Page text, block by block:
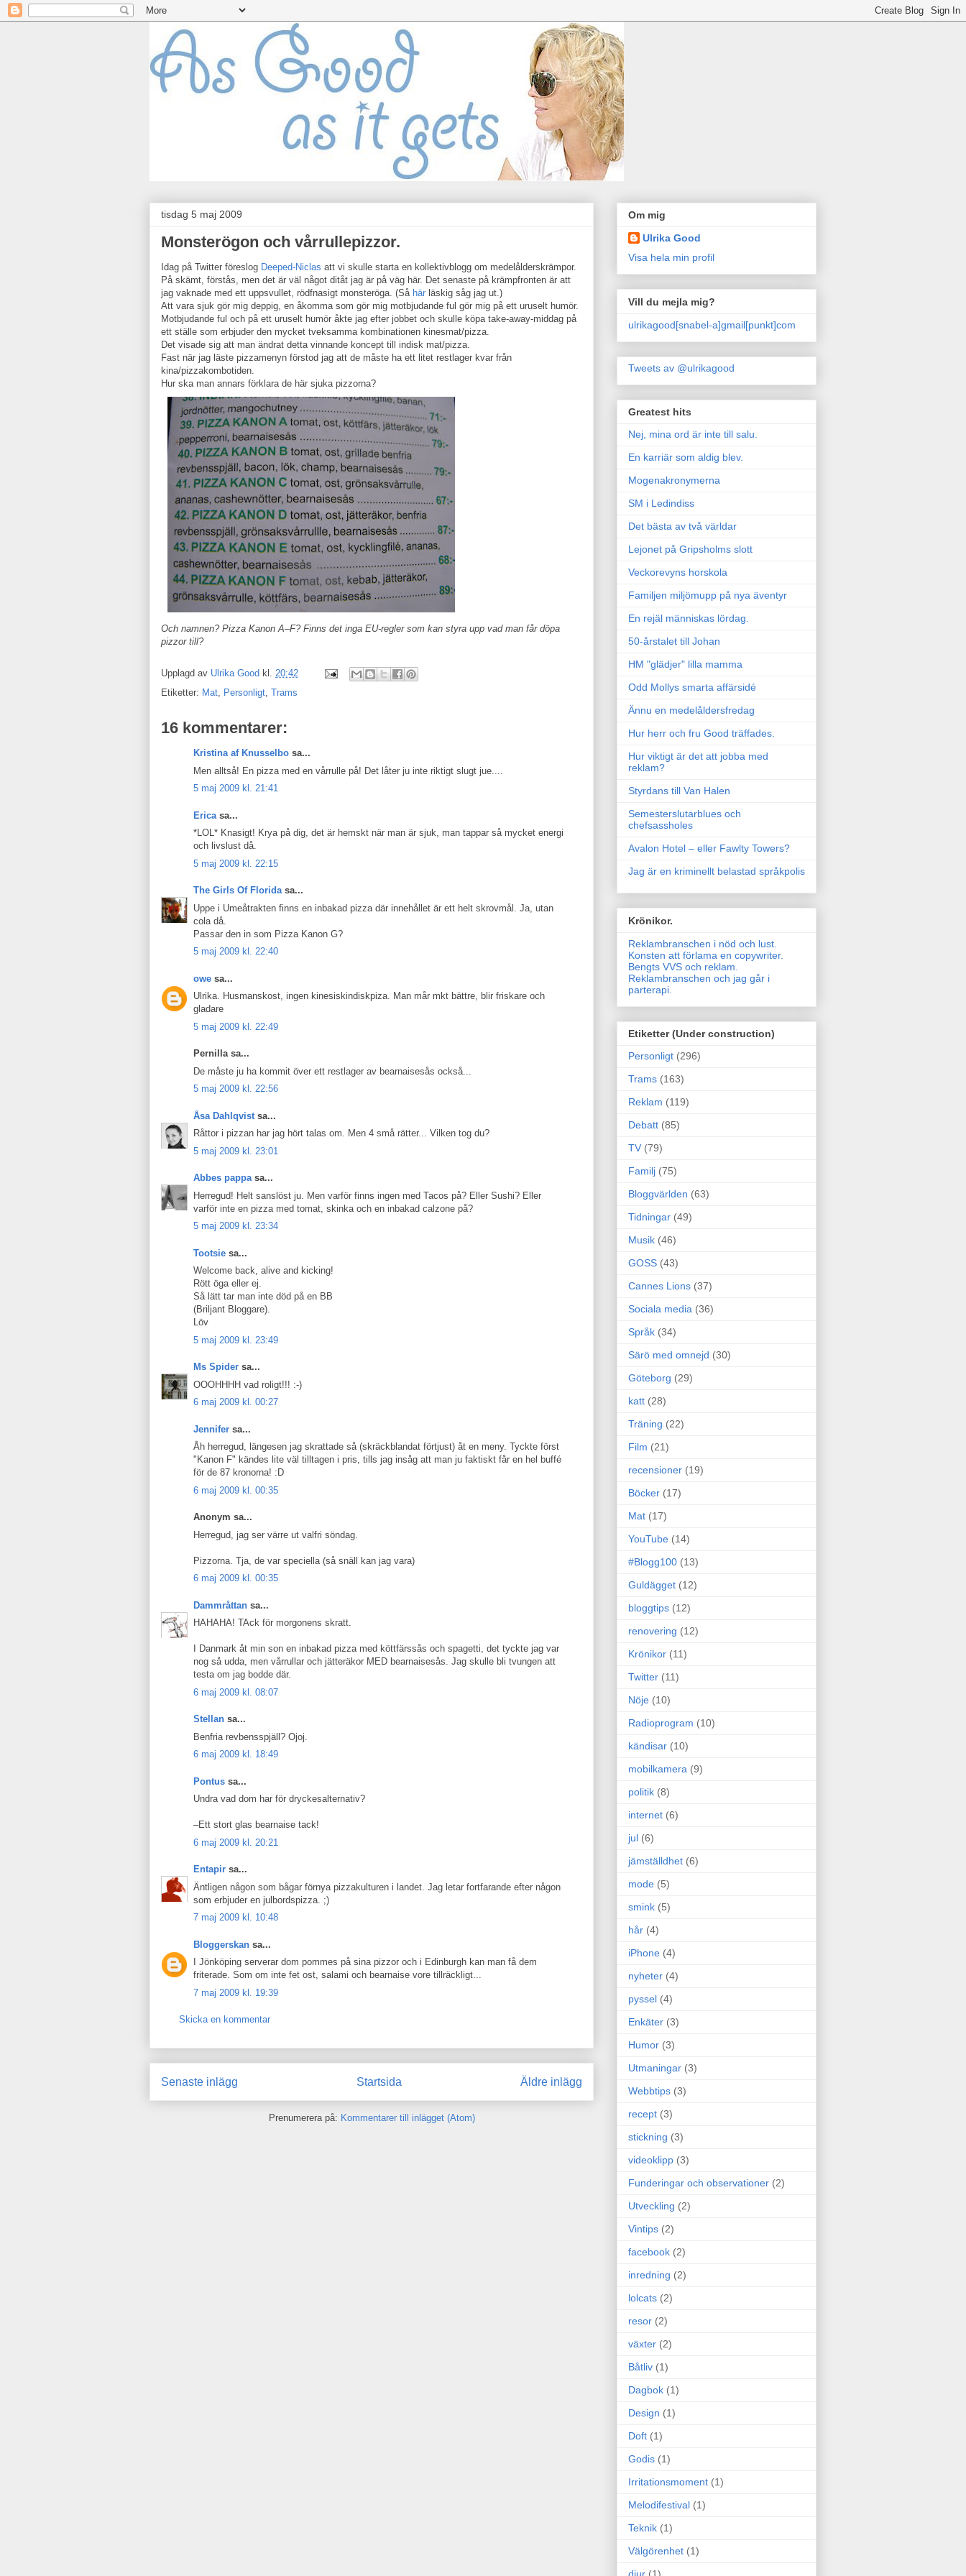
tisdag 5 maj 2009
Monsterögon och vårrullepizzor.
Idag på Twitter föreslog Deeped-Niclas att vi skulle starta en kollektivblogg om medelålderskrämpor.
På skämt, förstås, men det är väl något ditåt jag är på väg här. Det senaste på krämpfronten är att
jag vaknade med ett uppsvullet, rödfnasigt monsteröga. (Så här läskig såg jag ut.)
Att vara sjuk gör mig deppig, en åkomma som gör mig motbjudande ful gör mig på ett uruselt humör.
Motbjudande ful och på ett uruselt humör åkte jag efter jobbet och skulle köpa take-away-middag på
ett ställe som erbjuder den mycket tveksamma kombinationen kinesmat/pizza.
Det visade sig att man ändrat detta vinnande koncept till indisk mat/pizza.
Fast när jag läste pizzamenyn förstod jag att de måste ha ett litet restlager kvar från
kina/pizzakombotiden.
Hur ska man annars förklara de här sjuka pizzorna?
Och namnen? Pizza Kanon A–F? Finns det inga EU-regler som kan styra upp vad man får döpa
pizzor till?
Upplagd av Ulrika Good kl. 20:42
Etiketter: Mat, Personligt, Trams
16 kommentarer:
Kristina af Knusselbo sa...
Men alltså! En pizza med en vårrulle på! Det låter ju inte riktigt slugt jue....
5 maj 2009 kl. 21:41
Erica sa...
*LOL* Knasigt! Krya på dig, det är hemskt när man är sjuk, man tappar så mycket energi
och livslust då.
5 maj 2009 kl. 22:15
The Girls Of Floridasa...
Uppe i Umeåtrakten finns en inbakad pizza där innehållet är ett helt skrovmål. Ja, utan
cola då.
Passar den in som Pizza Kanon G?
5 maj 2009 kl. 22:40
owe sa...
Ulrika. Husmanskost, ingen kinesiskindiskpiza. Man mår mkt bättre, blir friskare och
gladare
5 maj 2009 kl. 22:49
Pernilla sa...
De måste ju ha kommit över ett restlager av bearnaisesås också...
5 maj 2009 kl. 22:56
Åsa Dahlqvist sa...
Råttor i pizzan har jag hört talas om. Men 4 små rätter... Vilken tog du?
5 maj 2009 kl. 23:01
Abbes pappasa...
Herregud! Helt sanslöst ju. Men varför finns ingen med Tacos på? Eller Sushi? Eller
varför inte en pizza med tomat, skinka och en inbakad calzone på?
5 maj 2009 kl. 23:34
Tootsie sa...
Welcome back, alive and kicking!
Rött öga eller ej.
Så lätt tar man inte död på en BB
(Briljant Bloggare).
Löv
5 maj 2009 kl. 23:49
Ms Spider sa...
OOOHHHH vad roligt!!! :-)
6 maj 2009 kl. 00:27
Jennifer sa...
Åh herregud, längesen jag skrattade så (skräckblandat förtjust) åt en meny. Tyckte först
"Kanon F" kändes lite väl tilltagen i pris, tills jag insåg att man ju faktiskt får en hel buffé
för de 87 kronorna! :D
6 maj 2009 kl. 00:35
Anonym sa...
Herregud, jag ser värre ut valfri söndag.
Pizzorna. Tja, de var speciella (så snäll kan jag vara)
6 maj 2009 kl. 00:35
Dammråttan sa...
HAHAHA! TAck för morgonens skratt.
I Danmark åt min son en inbakad pizza med köttfärssås och spagetti, det tyckte jag var
nog så udda, men vårrullar och jätteräkor MED bearnaisesås. Jag skulle bli tvungen att
testa om jag bodde där.
6 maj 2009 kl. 08:07
Stellan sa...
Benfria revbensspjäll? Ojoj.
6 maj 2009 kl. 18:49
Pontus sa...
Undra vad dom har för dryckesalternativ?
–Ett stort glas bearnaise tack!
6 maj 2009 kl. 20:21
Entapir sa...
Äntligen någon som bågar förnya pizzakulturen i landet. Jag letar fortfarande efter någon
som erbjuder en julbordspizza. ;)
7 maj 2009 kl. 10:48
Bloggerskan sa...
I Jönköping serverar dom pommes på sina pizzor och i Edinburgh kan man få dem
friterade. Som om inte fet ost, salami och bearnaise vore tillräckligt...
7 maj 2009 kl. 19:39
Skicka en kommentar
Senaste inlägg Äldre inlägg
Startsida
Prenumerera på: Kommentarer till inlägget (Atom)
Om mig
Ulrika Good
Visa hela min profil
Vill du mejla mig?
ulrikagood[snabel-a]gmail[punkt]com
Tweets av @ulrikagood
Greatest hits
Nej, mina ord är inte till salu.
En karriär som aldig blev.
Mogenakronymerna
SM i Ledindiss
Det bästa av två världar
Lejonet på Gripsholms slott
Veckorevyns horskola
Familjen miljömupp på nya äventyr
En rejäl människas lördag.
50-årstalet till Johan
HM "glädjer" lilla mamma
Odd Mollys smarta affärsidé
Ännu en medelåldersfredag
Hur herr och fru Good träffades.
Hur viktigt är det att jobba med
reklam?
Styrdans till Van Halen
Semesterslutarblues och
chefsassholes
Avalon Hotel – eller Fawlty Towers?
Jag är en kriminellt belastad språkpolis
Krönikor.
Reklambranschen i nöd och lust.
Konsten att förlama en copywriter.
Bengts VVS och reklam.
Reklambranschen och jag går i
parterapi.
Etiketter (Under construction)
Personligt (296)
Trams (163)
Reklam (119)
Debatt (85)
TV (79)
Familj (75)
Bloggvärlden (63)
Tidningar (49)
Musik (46)
GOSS (43)
Cannes Lions (37)
Sociala media (36)
Språk (34)
Särö med omnejd (30)
Göteborg (29)
katt (28)
Träning (22)
Film (21)
recensioner (19)
Böcker (17)
Mat (17)
YouTube (14)
#Blogg100 (13)
Guldägget (12)
bloggtips (12)
renovering (12)
Krönikor (11)
Twitter (11)
Nöje (10)
Radioprogram (10)
kändisar (10)
mobilkamera (9)
politik (8)
internet (6)
jul (6)
jämställdhet (6)
mode (5)
smink (5)
hår (4)
iPhone (4)
nyheter (4)
pyssel (4)
Enkäter (3)
Humor (3)
Utmaningar (3)
Webbtips (3)
recept (3)
stickning (3)
videoklipp (3)
Funderingar och observationer (2)
Utveckling (2)
Vintips (2)
facebook (2)
inredning (2)
lolcats (2)
resor (2)
växter (2)
Båtliv (1)
Dagbok (1)
Design (1)
Doft (1)
Godis (1)
Irritationsmoment (1)
Melodifestival (1)
Teknik (1)
Välgörenhet (1)